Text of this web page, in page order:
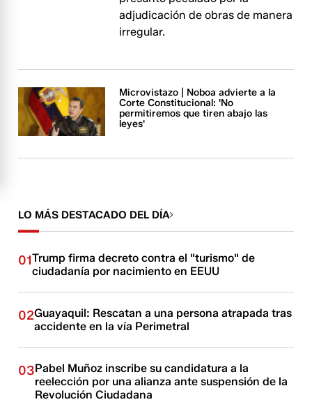
adjudicación de obras de manera
irregular.
Microvistazo | Noboa advierte a la
Corte Constitucional: 'No
permitiremos que tiren abajo las
leyes'
LO MÁS DESTACADO DEL DÍA
01Trump firma decreto contra el "turismo" de
ciudadanía por nacimiento en EEUU
02Guayaquil: Rescatan a una persona atrapada tras
accidente en la vía Perimetral
03Pabel Muñoz inscribe su candidatura a la
reelección por una alianza ante suspensión de la
Revolución Ciudadana